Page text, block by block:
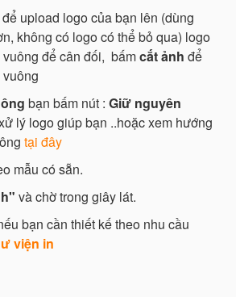
để upload logo của bạn lên (dùng
không có logo có thể bỏ qua) logo
để cân đối, bấmcắt ảnh để
bạn bấm nút : Giữ nguyên
lý logo giúp bạn ..hoặc xem hướng
tại đây
mẫu có sẵn.
và chờ trong giây lát.
bạn cần thiết kế theo nhu cầu
viện in